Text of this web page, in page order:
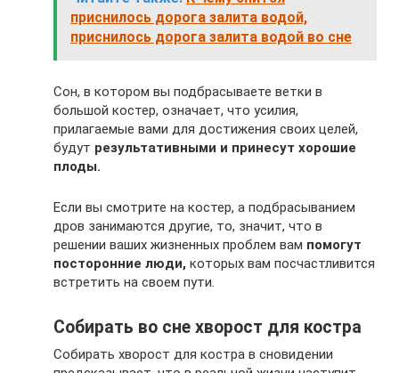
приснилось дорога залита водой,
приснилось дорога залита водой во сне
Сон, в котором вы подбрасываете ветки в
большой костер, означает, что усилия,
прилагаемые вами для достижения своих целей,
будут результативными и принесут хорошие
плоды.
Если вы смотрите на костер, а подбрасыванием
дров занимаются другие, то, значит, что в
решении ваших жизненных проблем вам помогут
посторонние люди, которых вам посчастливится
встретить на своем пути.
Собирать во сне хворост для костра
Собирать хворост для костра в сновидении